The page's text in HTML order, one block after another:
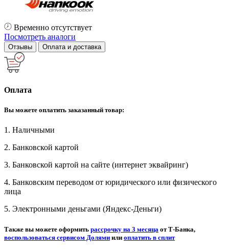
Временно отсутствует
Посмотреть аналоги
Отзывы Оплата и доставка
Оплата
Вы можете оплатить заказанный товар:
1. Наличными
2. Банковской картой
3. Банковской картой на сайте (интернет эквайринг)
4. Банковским переводом от юридического или физического
лица
5. Электронными деньгами (Яндекс-Деньги)
Также вы можете оформить рассрочку на 3 месяца от Т-Банка,
воспользоваться сервисом Долями или оплатить в сплит